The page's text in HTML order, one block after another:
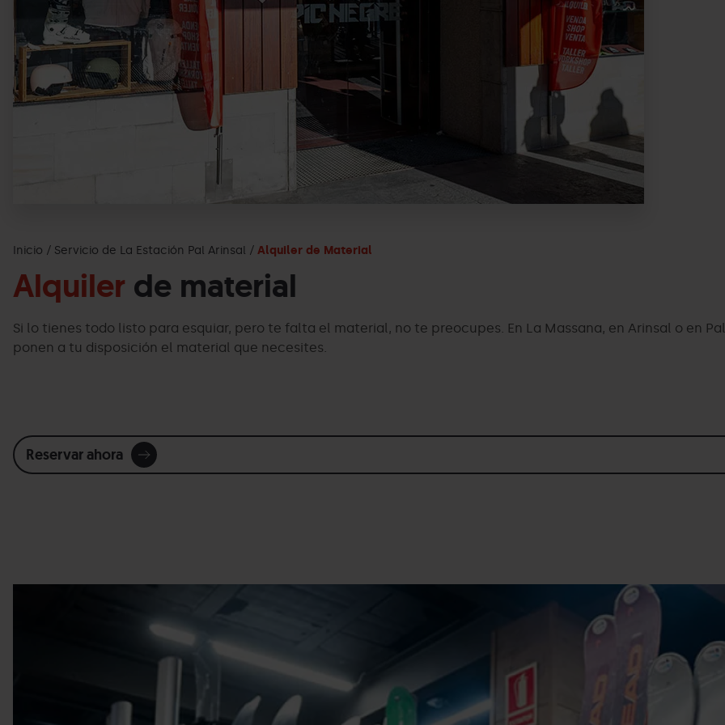
Inicio Servicio de La Estación Pal Arinsal Alquiler de Material
Alquiler de material
Si lo tienes todo listo para esquiar, pero te falta el material, no te preocupes. En La Massana, en Arinsal o en
ponen a tu disposición el material que necesites.
Reservar ahora